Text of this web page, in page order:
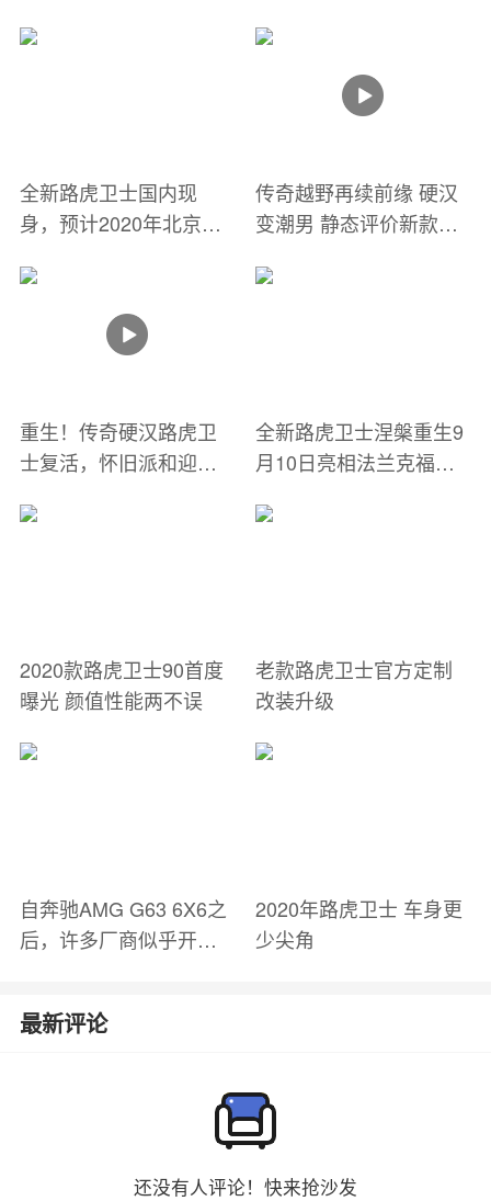
全新路虎卫士国内现
身，预计2020年北京车
传奇越野再续前缘 硬汉
变潮男 静态评价新款路
重生！传奇硬汉路虎卫
士复活，怀旧派和迎新
全新路虎卫士涅槃重生9
月10日亮相法兰克福车
2020款路虎卫士90首度
曝光 颜值性能两不误
老款路虎卫士官方定制
改装升级
自奔驰AMG G63 6X6之
后，许多厂商似乎开创
2020年路虎卫士 车身更
少尖角
最新评论
还没有人评论！快来抢沙发